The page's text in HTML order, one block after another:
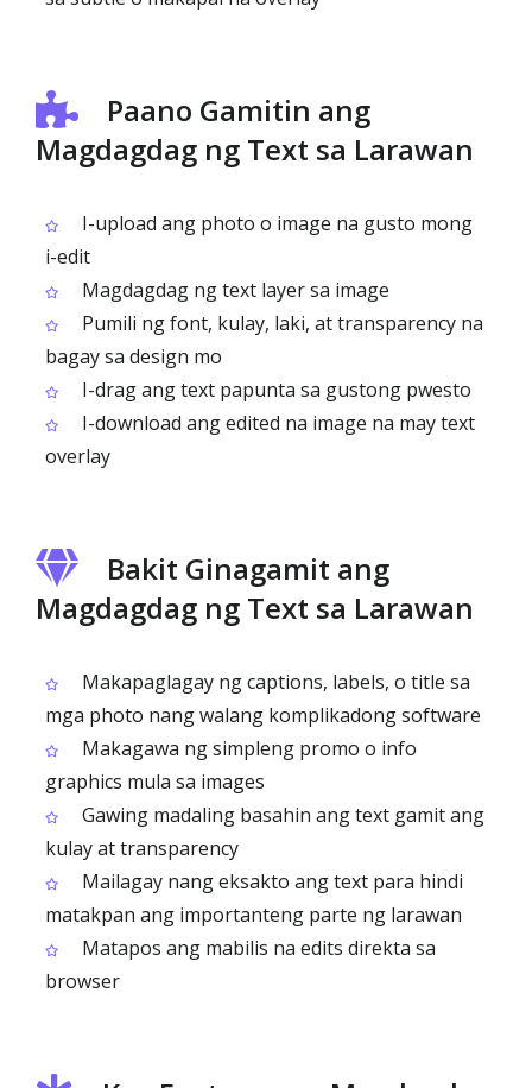
Paano Gamitin ang
Magdagdag ng Text sa Larawan
I-upload ang photo o image na gusto mong
i-edit
Magdagdag ng text layer sa image
Pumili ng font, kulay, laki, at transparency na
bagay sa design mo
I-drag ang text papunta sa gustong pwesto
I-download ang edited na image na may text
overlay
Bakit Ginagamit ang
Magdagdag ng Text sa Larawan
Makapaglagay ng captions, labels, o title sa
mga photo nang walang komplikadong software
Makagawa ng simpleng promo o info
graphics mula sa images
Gawing madaling basahin ang text gamit ang
kulay at transparency
Mailagay nang eksakto ang text para hindi
matakpan ang importanteng parte ng larawan
Matapos ang mabilis na edits direkta sa
browser